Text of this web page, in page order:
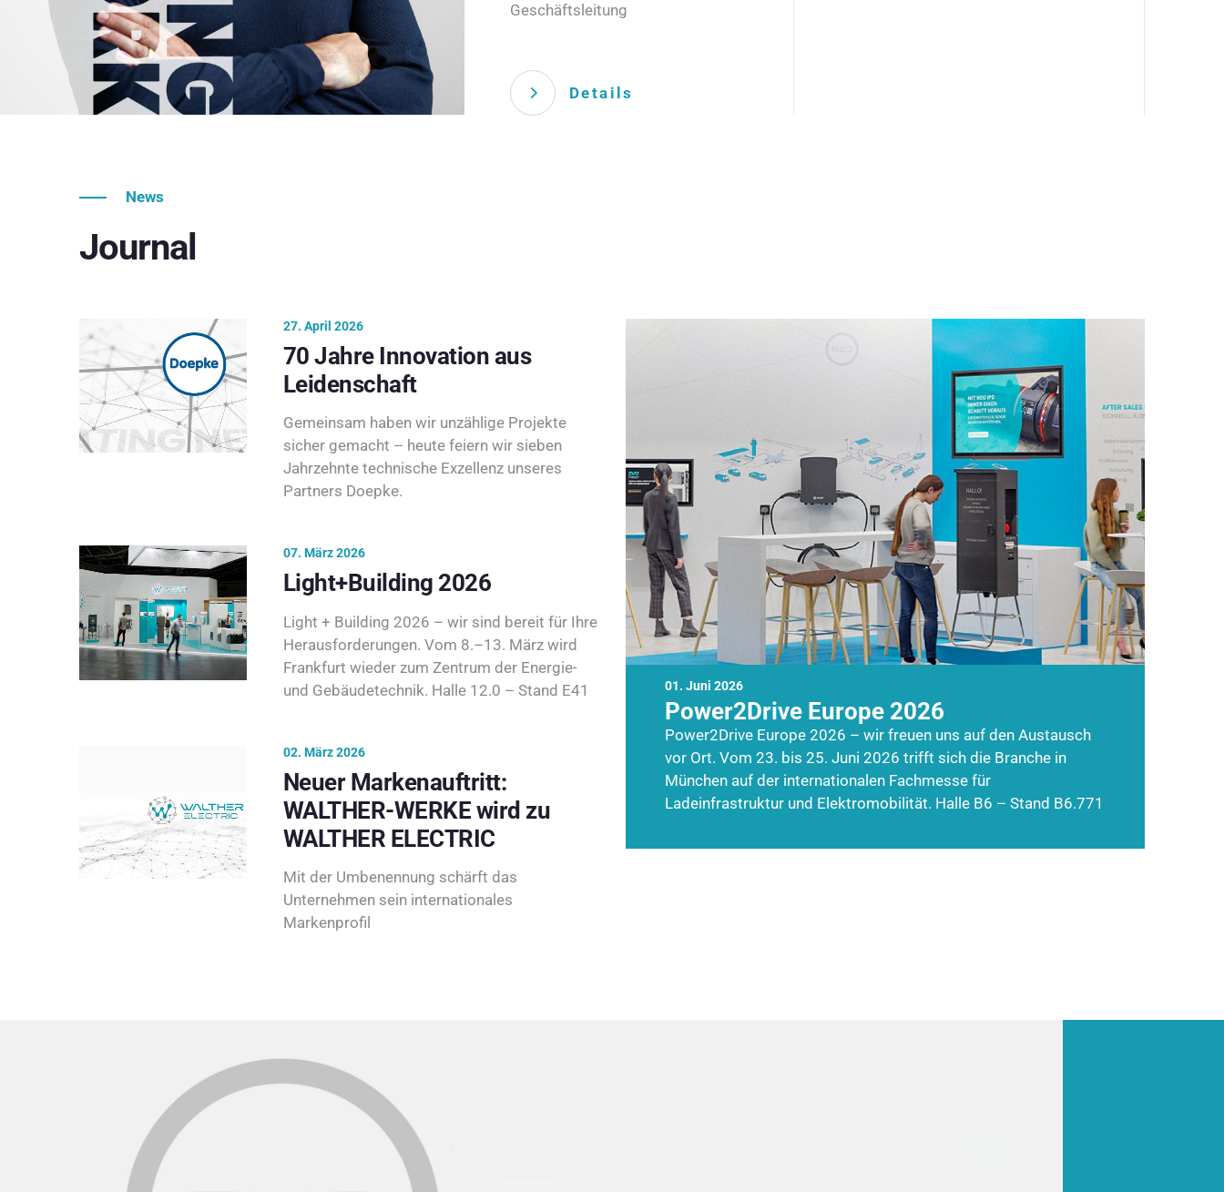
Geschäftsleitung
Details
News
Journal
01. Juni 2026
Power2Drive Europe 2026
Power2Drive Europe 2026 – wir freuen uns auf den Austausch
vor Ort. Vom 23. bis 25. Juni 2026 trifft sich die Branche in
München auf der internationalen Fachmesse für
Ladeinfrastruktur und Elektromobilität. Halle B6 – Stand B6.771
27. April 2026
70 Jahre Innovation aus
Leidenschaft
Gemeinsam haben wir unzählige Projekte
sicher gemacht – heute feiern wir sieben
Jahrzehnte technische Exzellenz unseres
Partners Doepke.
07. März 2026
Light+Building 2026
Light + Building 2026 – wir sind bereit für Ihre
Herausforderungen. Vom 8.–13. März wird
Frankfurt wieder zum Zentrum der Energie-
und Gebäudetechnik. Halle 12.0 – Stand E41
02. März 2026
Neuer Markenauftritt:
WALTHER-WERKE wird zu
WALTHER ELECTRIC
Mit der Umbenennung schärft das
Unternehmen sein internationales
Markenprofil